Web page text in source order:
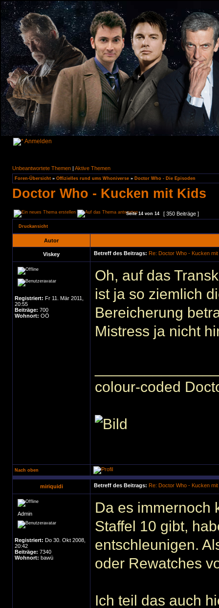
Anmelden
Unbeantwortete Themen | Aktive Themen
Foren-Übersicht » Offizielles rund ums Whoniverse » Doctor Who - Die Episoden
Doctor Who - Kucken mit Kids
Seite14 von 14 [ 350 Beiträge ]
Druckansicht
Autor
Viskey Betreff des Beitrags: Re: Doctor Who - Kucken mit
Registriert: Fr 11. Mär 2011,
20:55
Beiträge: 700
Wohnort: OÖ
Oh, auf das
ist ja so ziemlich
Bereicherung
Mistress ja nicht
colour-coded
Nach oben
miriquidi Betreff des Beitrags: Re: Doctor Who - Kucken mit
Admin
Registriert: Do 30. Okt 2008,
20:42
Beiträge: 7340
Wohnort: bawü
Da es immernoch
Staffel 10 gibt,
entschleunigen.
oder Rewatches
Ich teil das auch